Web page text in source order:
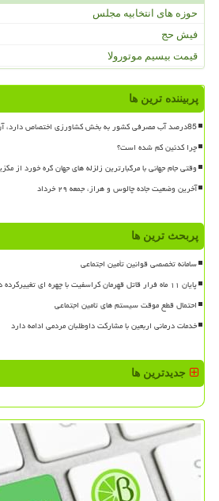
حوزه های انتخابیه مجلس
فیش حج
قیمت بیسیم موتورولا
پربیننده ترین ها
85درصد آب مصرفی کشور به بخش کشاورزی اختصاص دارد، آن هم با قیمت خیلی پایین
چرا کدئین کم شده است؟
وقتی جام جهانی با مرگبارترین زلزله های جهان گره خورد از
آخرین وضعیت جاده چالوس و هراز، جمعه ۲۹ خرداد
پربحث ترین ها
سامانه تخصصی قوانین تأمین اجتماعی
پایان ۱۱ ماه فرار قاتل قهرمان کراسفیت با چهره ای تغییرکرده دستگیر شد
احتمال قطع موقت سیستم های تامین اجتماعی
خدمات درمانی اربعین با مشارکت داوطلبان مردمی ادامه دارد
جدیدترین ها